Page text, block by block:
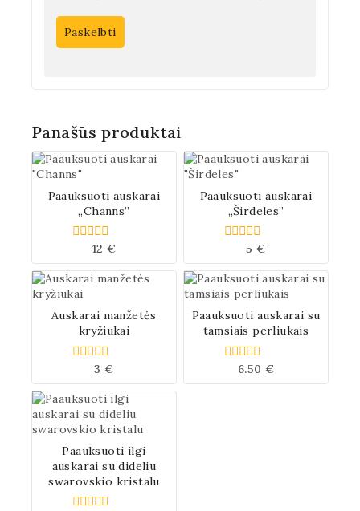
Panašūs produktai
Paauksuoti auskarai
„Channs”
iš
5
12 €
Paauksuoti auskarai
„Širdeles”
iš
5
5 €
Auskarai manžetės
kryžiukai
iš
5
3 €
Paauksuoti auskarai su
tamsiais perliukais
iš
6.50 €
Paauksuoti ilgi
auskarai su dideliu
swarovskio kristalu